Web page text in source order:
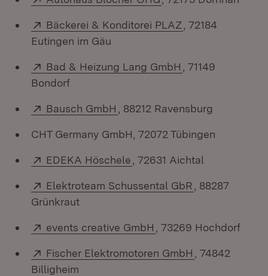
Extern:
Bäckerei & Konditorei PLAZ (Öffnet in
, 72184
Eutingen im Gäu
Extern:
Bad & Heizung Lang GmbH (Öffnet in
, 71149
Bondorf
Extern:
Bausch GmbH (Öffnet in neuem Fenster)
, 88212 Ravensburg
CHT Germany GmbH, 72072 Tübingen
Extern:
EDEKA Höschele (Öffnet in neuem Fenster)
, 72631 Aichtal
Extern:
Elektroteam Schussental GbR (Öffnet in
, 88287
Grünkraut
Extern:
events creative GmbH (Öffnet in neuem
, 73269 Hochdorf
Extern:
Fischer Elektromotoren GmbH (Öffnet in
, 74842
Billigheim